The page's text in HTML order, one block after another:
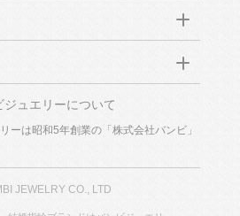
ジュエリーについて
ーは昭和5年創業の「株式会社バンビ」
JEWELRY CO., LTD